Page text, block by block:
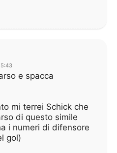
e spacca
mi terrei Schick che
di questo simile
i numeri di difensore
gol)